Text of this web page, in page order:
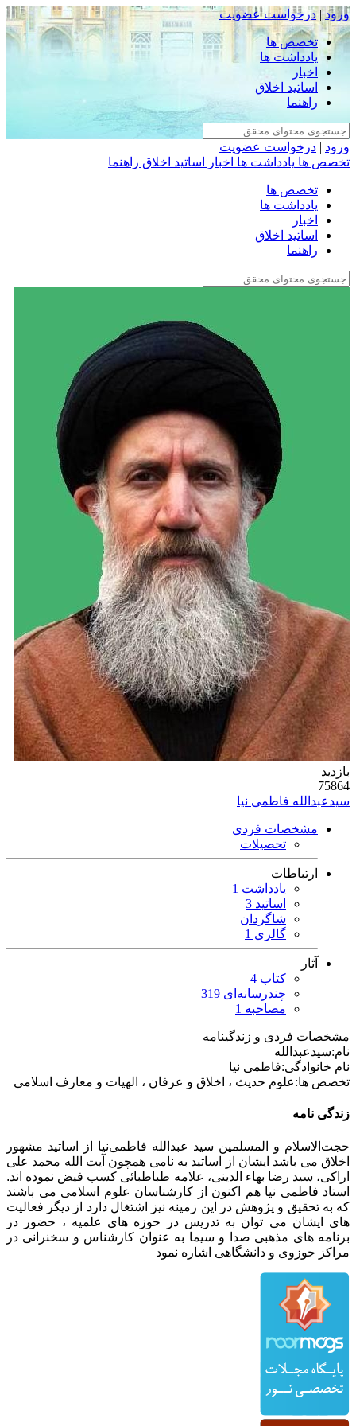
ورود| درخواست عضویت
تخصص ها
یادداشت ها
اخبار
اساتید اخلاق
راهنما
ورود | درخواست عضویت
تخصص ها یادداشت ها اخبار اساتید اخلاق راهنما
تخصص ها
یادداشت ها
اخبار
اساتید اخلاق
راهنما
بازدید
75864
سیدعبدالله فاطمی نیا
مشخصات فردی
تحصیلات
ارتباطات
یادداشت 1
اساتید 3
شاگردان
گالری 1
آثار
کتاب 4
چندرسانه‌ای 319
مصاحبه 1
مشخصات فردی و زندگینامه
نام:سیدعبدالله
نام خانوادگی:فاطمی نیا
تخصص ها:علوم حدیث ، اخلاق و عرفان ، الهیات و معارف اسلامی
زندگی نامه
حجت‌الاسلام و المسلمین سید عبدالله فاطمی‌نیا از اساتید مشهور
اخلاق می باشد ایشان از اساتید به نامی همچون آیت الله محمد علی
اراکی، سید رضا بهاء الدینی، علامه طباطبائی کسب فیض نموده اند.
استاد فاطمی نیا هم اکنون از کارشناسان علوم اسلامی می باشند
که به تحقیق و پژوهش در این زمینه نیز اشتغال دارد از دیگر فعالیت
های ایشان می توان به تدریس در حوزه های علمیه ، حضور در
برنامه های مذهبی صدا و سیما به عنوان کارشناس و سخنرانی در
مراکز حوزوی و دانشگاهی اشاره نمود